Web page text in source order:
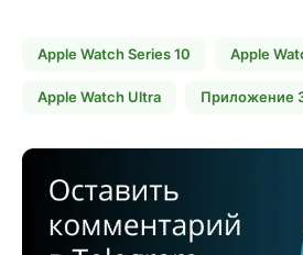
Apple Watch Series 10 Apple
Apple Watch Ultra Приложение